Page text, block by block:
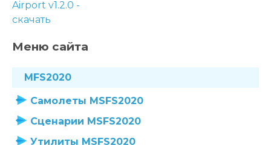
Меню сайта
MFS2020
Самолеты MSFS2020
Сценарии MSFS2020
Утилиты MSFS2020